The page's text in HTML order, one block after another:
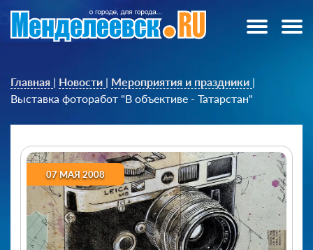
Главная | Новости | Мероприятия и праздники |
Выставка фоторабот "В объективе - Татарстан"
07 МАЯ 2008